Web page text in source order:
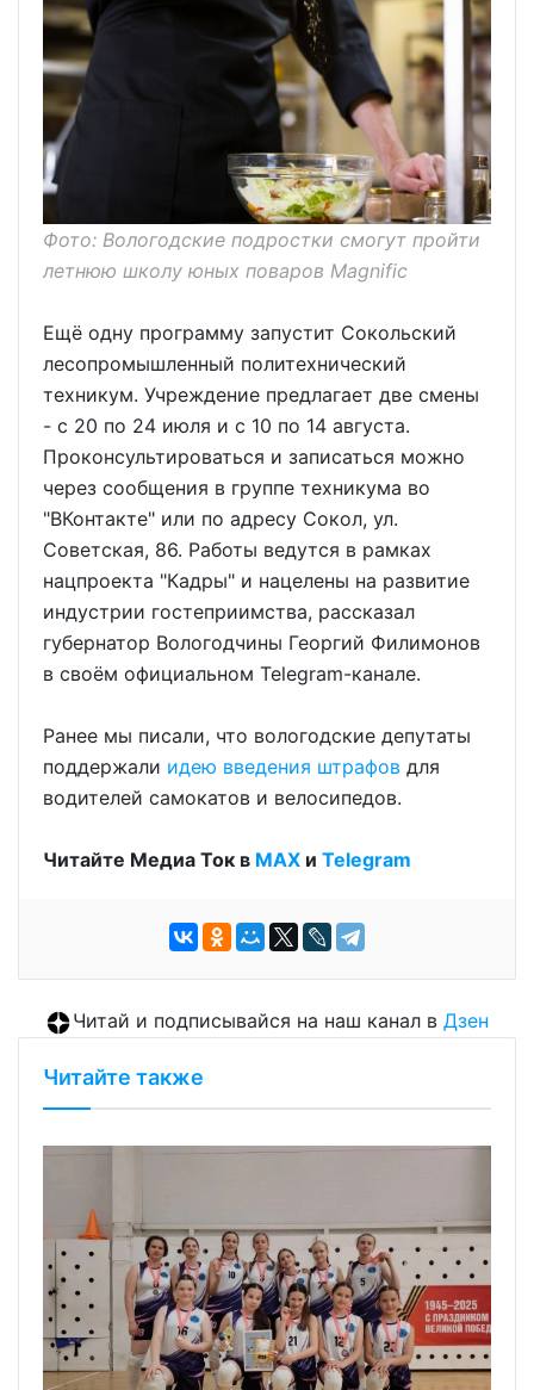
Фото: Вологодские подростки смогут пройти
летнюю школу юных поваров Magnific
Ещё одну программу запустит Сокольский
лесопромышленный политехнический
техникум. Учреждение предлагает две смены
- с 20 по 24 июля и с 10 по 14 августа.
Проконсультироваться и записаться можно
через сообщения в группе техникума во
"ВКонтакте" или по адресу Сокол, ул.
Советская, 86. Работы ведутся в рамках
нацпроекта "Кадры" и нацелены на развитие
индустрии гостеприимства, рассказал
губернатор Вологодчины Георгий Филимонов
в своём официальном Telegram-канале.
Ранее мы писали, что вологодские депутаты
поддержали идею введения штрафов для
водителей самокатов и велосипедов.
Читайте Медиа Ток в МАХ и Telegram
Читай и подписывайся на наш канал в Дзен
Читайте также